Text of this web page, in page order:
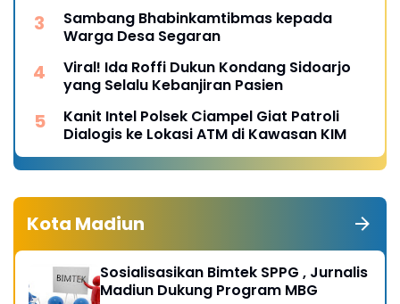
Sambang Bhabinkamtibmas kepada
Warga Desa Segaran
Viral! Ida Roffi Dukun Kondang Sidoarjo
yang Selalu Kebanjiran Pasien
Kanit Intel Polsek Ciampel Giat Patroli
Dialogis ke Lokasi ATM di Kawasan KIM
Kota Madiun
Sosialisasikan Bimtek SPPG , Jurnalis
Madiun Dukung Program MBG